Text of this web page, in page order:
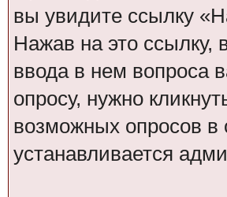
вы увидите ссылку
Нажав на это ссылку,
ввода в нем вопроса
опросу, нужно
возможных опросов в
устанавливается